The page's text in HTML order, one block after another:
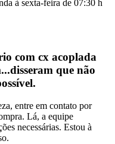
à sexta-feira de 07:30 h
com cx acoplada
que não
entre em contato por
Lá, a equipe
necessárias. Estou à